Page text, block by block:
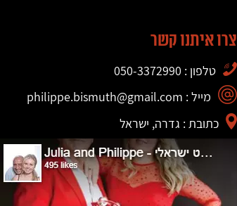
צרו איתנו קשר
טלפון : 050-3372990
מייל : philippe.bismuth@gmail.com
כתובת : גדרה, ישראל